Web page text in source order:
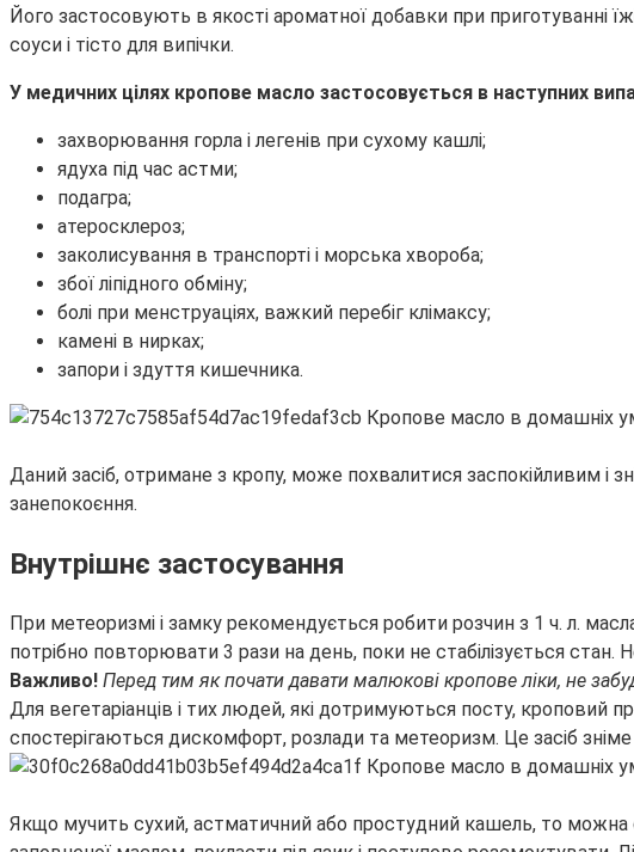
Його застосовують в якості ароматної добавки при приготуванні
соуси і тісто для випічки.
У медичних цілях кропове масло застосовується в наступних
захворювання горла і легенів при сухому кашлі;
ядуха під час астми;
подагра;
атеросклероз;
заколисування в транспорті і морська хвороба;
збої ліпідного обміну;
болі при менструаціях, важкий перебіг клімаксу;
камені в нирках;
запори і здуття кишечника.
Даний засіб, отримане з кропу, може похвалитися заспокійливим і
занепокоєння.
Внутрішнє застосування
При метеоризмі і замку рекомендується робити розчин з 1 ч. л.
потрібно повторювати 3 рази на день, поки не стабілізується
Важливо! Перед тим як почати давати малюкові кропове ліки, не
Для вегетаріанців і тих людей, які дотримуються посту, кроповий
спостерігаються дискомфорт, розлади та метеоризм. Це засіб
Якщо мучить сухий, астматичний або простудний кашель, то можна